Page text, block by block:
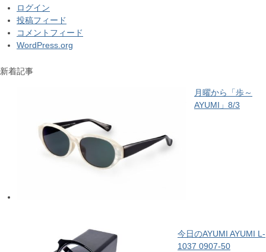
ログイン
投稿フィード
コメントフィード
WordPress.org
新着記事
月曜から「歩～
AYUMI」8/3
今日のAYUMI AYUMI L-
1037 0907-50